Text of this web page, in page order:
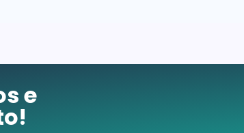
e